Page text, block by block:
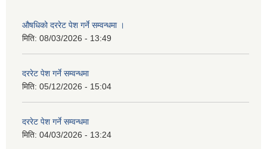
औषधिको दररेट पेश गर्ने सम्वन्धमा ।
मिति: 08/03/2026 - 13:49
दररेट पेश गर्ने सम्वन्धमा
मिति: 05/12/2026 - 15:04
दररेट पेश गर्ने सम्वन्धमा
मिति: 04/03/2026 - 13:24